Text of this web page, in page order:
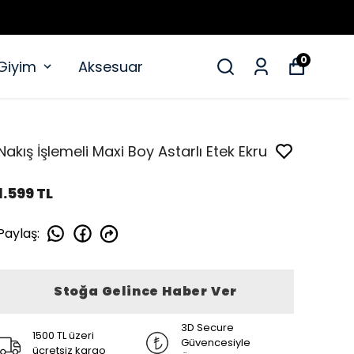
Aksesuar 0
İşlemeli Maxi Boy Astarlı Etek Ekru
TL
:
Stoğa Gelince Haber Ver
1500 TL üzeri
ücretsiz kargo
3D Secure
Güvencesiyle